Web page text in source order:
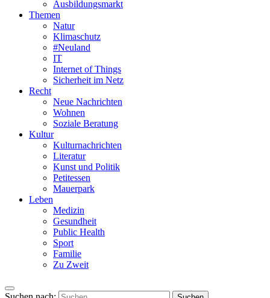
Ausbildungsmarkt
Themen
Natur
Klimaschutz
#Neuland
IT
Internet of Things
Sicherheit im Netz
Recht
Neue Nachrichten
Wohnen
Soziale Beratung
Kultur
Kulturnachrichten
Literatur
Kunst und Politik
Petitessen
Mauerpark
Leben
Medizin
Gesundheit
Public Health
Sport
Familie
Zu Zweit